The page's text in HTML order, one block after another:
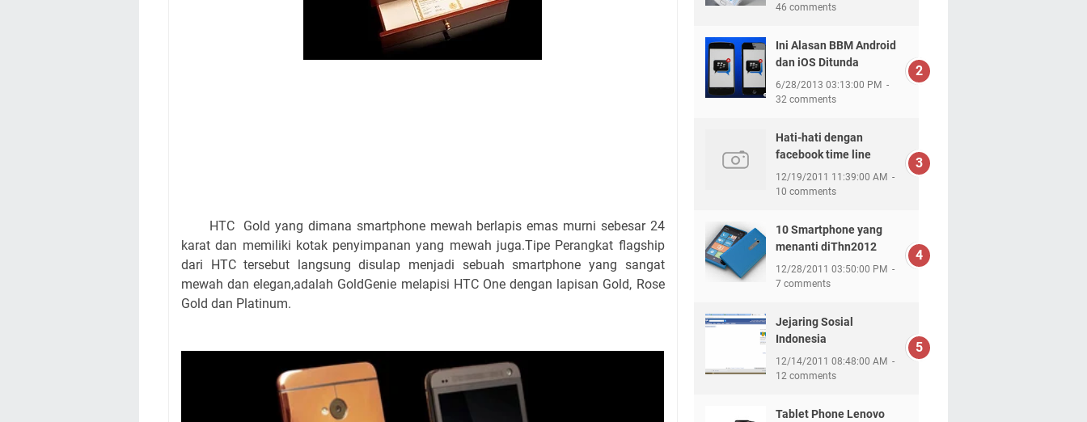
HTC Gold yang dimana smartphone mewah berlapis emas murni sebesar 24
karat dan memiliki kotak penyimpanan yang mewah juga.Tipe Perangkat flagship
dari HTC tersebut langsung disulap menjadi sebuah smartphone yang sangat
mewah dan elegan,adalah GoldGenie melapisi HTC One dengan lapisan Gold, Rose
Gold dan Platinum.
46 comments
Ini Alasan BBM Android
dan iOS Ditunda
6/28/2013 03:13:00 PM
32 comments
Hati-hati dengan
facebook time line
12/19/2011 11:39:00 AM
10 comments
10 Smartphone yang
menanti diThn2012
12/28/2011 03:50:00 PM
7 comments
Jejaring Sosial
Indonesia
12/14/2011 08:48:00 AM
12 comments
Tablet Phone Lenovo